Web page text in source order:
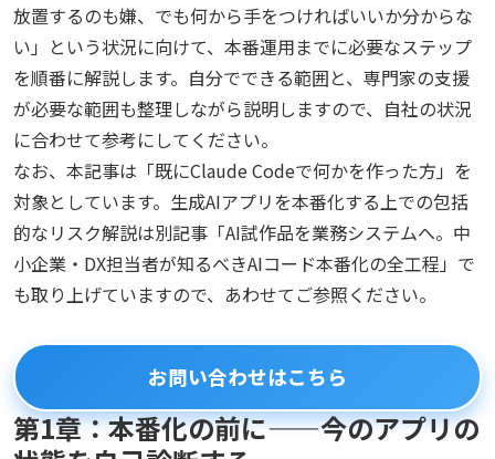
放置するのも嫌、でも何から手をつければいいか分からな
い」という状況に向けて、本番運用までに必要なステップ
を順番に解説します。自分でできる範囲と、専門家の支援
が必要な範囲も整理しながら説明しますので、自社の状況
に合わせて参考にしてください。
なお、本記事は「既にClaude Codeで何かを作った方」を
対象としています。生成AIアプリを本番化する上での包括
的なリスク解説は別記事「AI試作品を業務システムへ。中
小企業・DX担当者が知るべきAIコード本番化の全工程」で
も取り上げていますので、あわせてご参照ください。
お問い合わせはこちら
第1章：本番化の前に——今のアプリの